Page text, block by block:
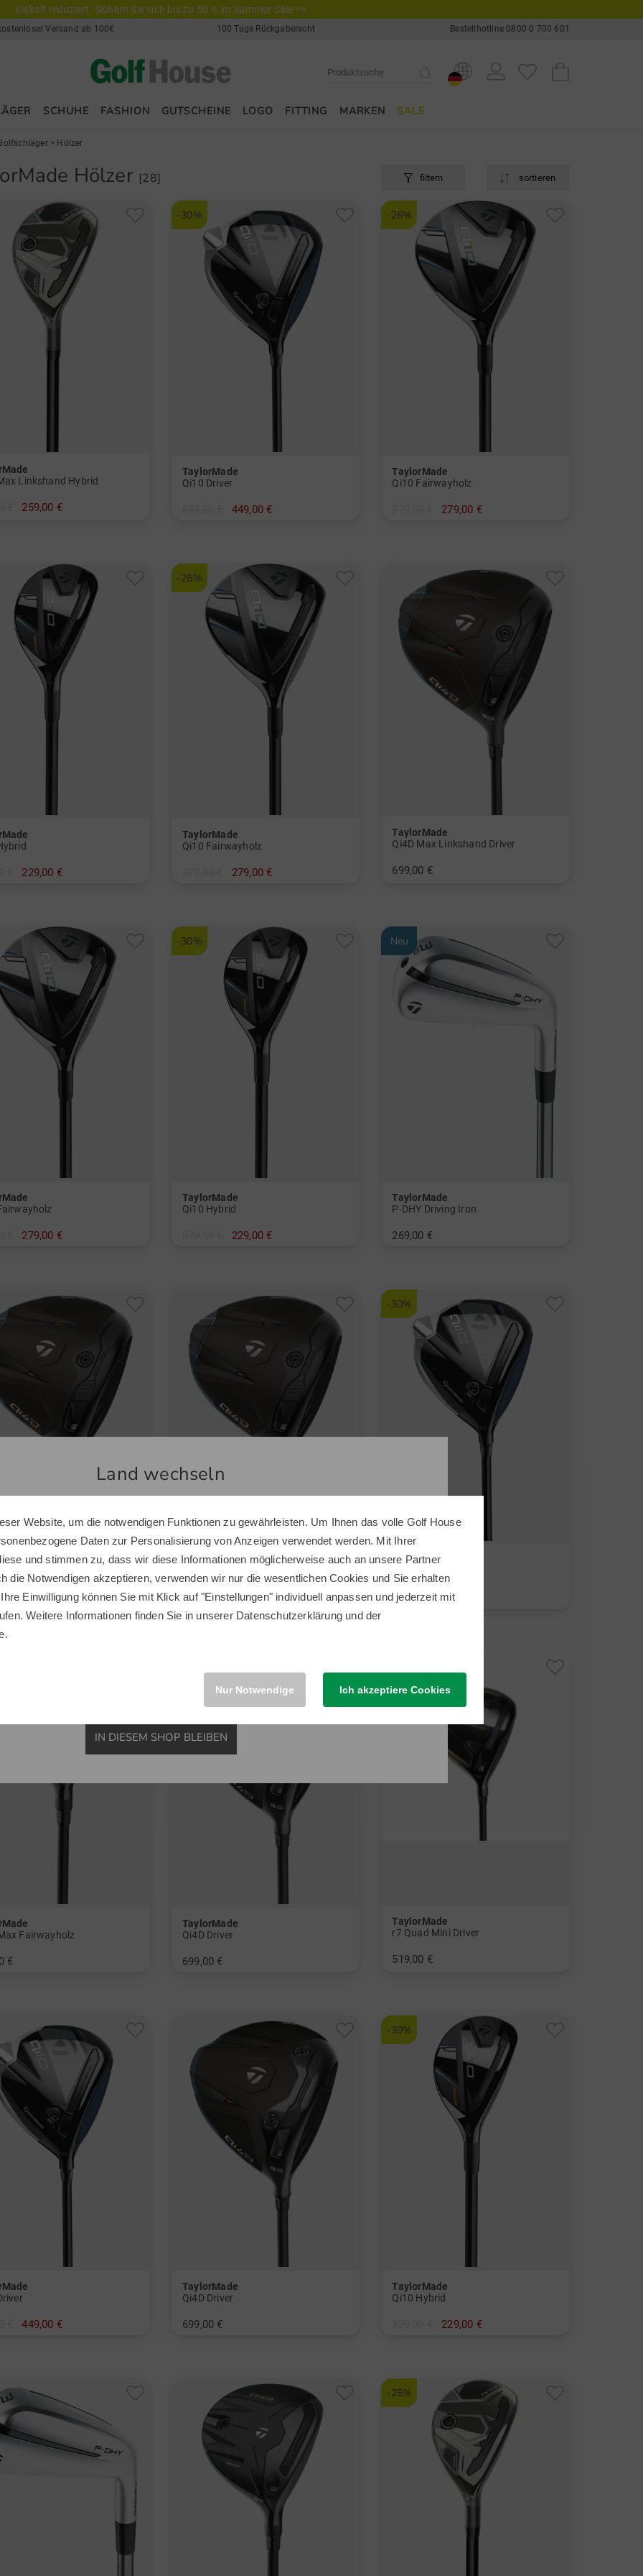
Eiskalt reduziert. Sichern Sie sich bis zu 50 % im Summer Sale >>
Versand ab 100€ 100 Tage Rückgaberecht Bestellhotline 0800 0 700 601
SCHUHE FASHION GUTSCHEINE LOGO FITTING MARKEN SALE
> Hölzer
Hölzer [28] filtern sortieren
Linkshand Hybrid
259,00 €
-30%
TaylorMade
Qi10 Driver
449,00 €
Graphit, Regular und mehr
-26%
TaylorMade
Qi10 Fairwayholz
279,00 €
229,00 €
Regular und mehr
-26%
TaylorMade
Qi10 Fairwayholz
279,00 €
Graphit, Lite und mehr
TaylorMade
Qi4D Max Linkshand Driver
699,00 €
279,00 €
-30%
TaylorMade
Qi10 Hybrid
229,00 €
Neu
TaylorMade
P∙DHY Driving Iron
269,00 €
Graphit, Stiff
Driver
€
Grad
TaylorMade
Qi4D Max Driver
699,00 €
in: 10.5 Grad
-30%
TaylorMade
Qi10 Driver
649,00 € 449,00 €
Fairwayholz
€
Stiff
TaylorMade
Qi4D Driver
699,00 €
TaylorMade
r7 Quad Mini Driver
519,00 €
449,00 €
Stiff
TaylorMade
Qi4D Driver
699,00 €
-30%
TaylorMade
Qi10 Hybrid
229,00 €
Graphit, Stiff und mehr
-25%
Land wechseln
Sie scheinen sich in einem anderen Land zu befinden.
Möchten Sie den Golf House Shop wechseln?
IN DIESEM SHOP BLEIBEN
Website, um die notwendigen Funktionen zu gewährleisten. Um Ihnen das volle Golf House
Daten zur Personalisierung von Anzeigen verwendet werden. Mit Ihrer
und stimmen zu, dass wir diese Informationen möglicherweise auch an unsere Partner
die Notwendigen akzeptieren, verwenden wir nur die wesentlichen Cookies und Sie erhalten
Einwilligung können Sie mit Klick auf "Einstellungen" individuell anpassen und jederzeit mit
Weitere Informationen finden Sie in unserer Datenschutzerklärung und der
Nur Notwendige Ich akzeptiere Cookies